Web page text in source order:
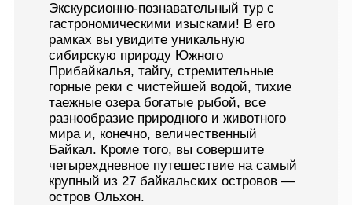
Экскурсионно-познавательный тур с
гастрономическими изысками! В его
рамках вы увидите уникальную
сибирскую природу Южного
Прибайкалья, тайгу, стремительные
горные реки с чистейшей водой, тихие
таежные озера богатые рыбой, все
разнообразие природного и животного
мира и, конечно, величественный
Байкал. Кроме того, вы совершите
четырехдневное путешествие на самый
крупный из 27 байкальских островов —
остров Ольхон.